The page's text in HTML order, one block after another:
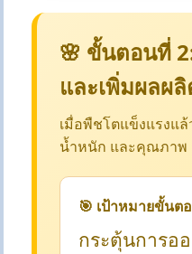
🌸 ขั้นตอนที่
และเพิ่มผลผ
เมื่อพืชโตแข็งแรงแ
น้ำหนัก และคุณภาพ
🎯 เป้าหมายขั้นต
กระตุ้นการอ